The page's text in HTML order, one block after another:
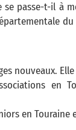
passe-t-il à
nouveaux.
en
en